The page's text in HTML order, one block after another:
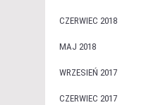
CZERWIEC 2018
MAJ 2018
WRZESIEŃ 2017
CZERWIEC 2017